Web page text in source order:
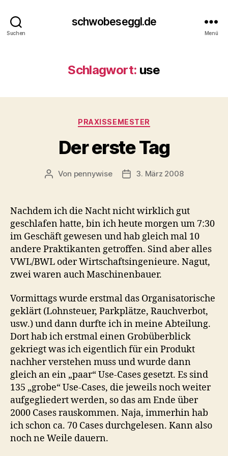
Suchen
schwobeseggl.de
Menü
Schlagwort: use
Kategorien
PRAXISSEMESTER
Der erste Tag
Beitragsautor
Von pennywise Veröffentlichungsdatum
3. März 2008
Nachdem ich die Nacht nicht wirklich gut
geschlafen hatte, bin ich heute morgen um 7:30
im Geschäft gewesen und hab gleich mal 10
andere Praktikanten getroffen. Sind aber alles
VWL/BWL oder Wirtschaftsingenieure. Nagut,
zwei waren auch Maschinenbauer.
Vormittags wurde erstmal das Organisatorische
geklärt (Lohnsteuer, Parkplätze, Rauchverbot,
usw.) und dann durfte ich in meine Abteilung.
Dort hab ich erstmal einen Grobüberblick
gekriegt was ich eigentlich für ein Produkt
nachher verstehen muss und wurde dann
gleich an ein „paar“ Use-Cases gesetzt. Es sind
135 „grobe“ Use-Cases, die jeweils noch weiter
aufgegliedert werden, so das am Ende über
2000 Cases rauskommen. Naja, immerhin hab
ich schon ca. 70 Cases durchgelesen. Kann also
noch ne Weile dauern.